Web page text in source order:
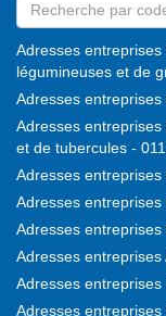
Adresses
légumineuses et de
Adresses
Adresses
et de tubercules -
Adresses
Adresses
Adresses
Adresses
Adresses
Adresses